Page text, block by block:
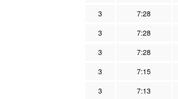
3
7:28
3
7:28
3
7:28
3
7:15
3
7:13